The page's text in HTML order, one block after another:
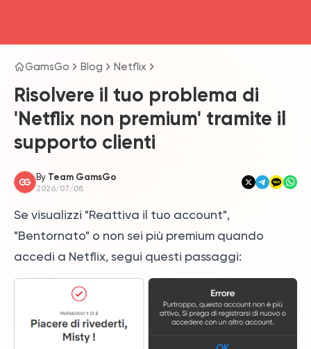
GamsGo Blog Netflix
Risolvere il tuo problema di
'Netflix non premium' tramite il
supporto clienti
By Team GamsGo
2026/07/08
Se visualizzi "Reattiva il tuo account",
"Bentornato" o non sei più premium quando
accedi a Netflix, segui questi passaggi: